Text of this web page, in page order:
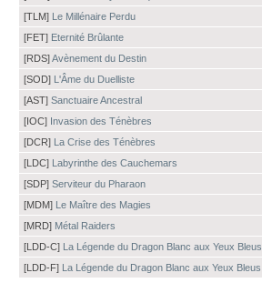
[TLM] Le Millénaire Perdu
[FET] Eternité Brûlante
[RDS]Avènement du Destin
[SOD] L'Âme du Duelliste
[AST] Sanctuaire Ancestral
[IOC] Invasion des Ténèbres
[DCR] La Crise des Ténèbres
[LDC] Labyrinthe des Cauchemars
[SDP] Serviteur du Pharaon
[MDM] Le Maître des Magies
[MRD] Métal Raiders
[LDD-C] La Légende du Dragon Blanc aux Yeux Bleus
[LDD-F] La Légende du Dragon Blanc aux Yeux Bleus